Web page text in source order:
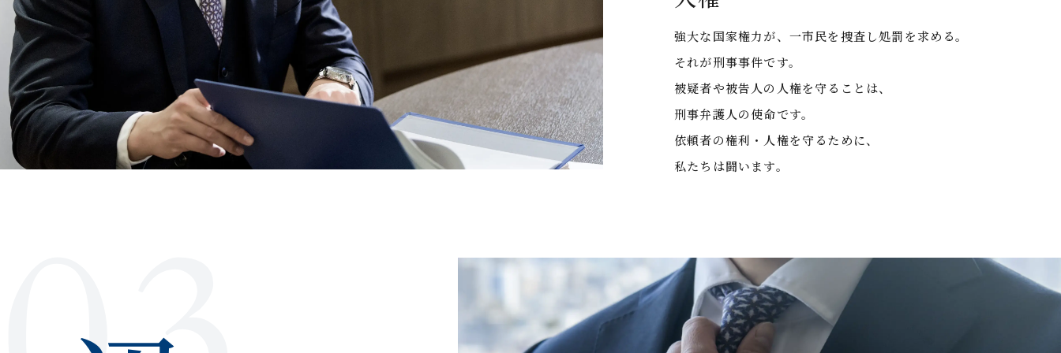
強大な国家権力が、一市民を捜査し処罰を求める。
それが刑事事件です。
被疑者や被告人の人権を守ることは、
刑事弁護人の使命です。
依頼者の権利・人権を守るために、
私たちは闘います。